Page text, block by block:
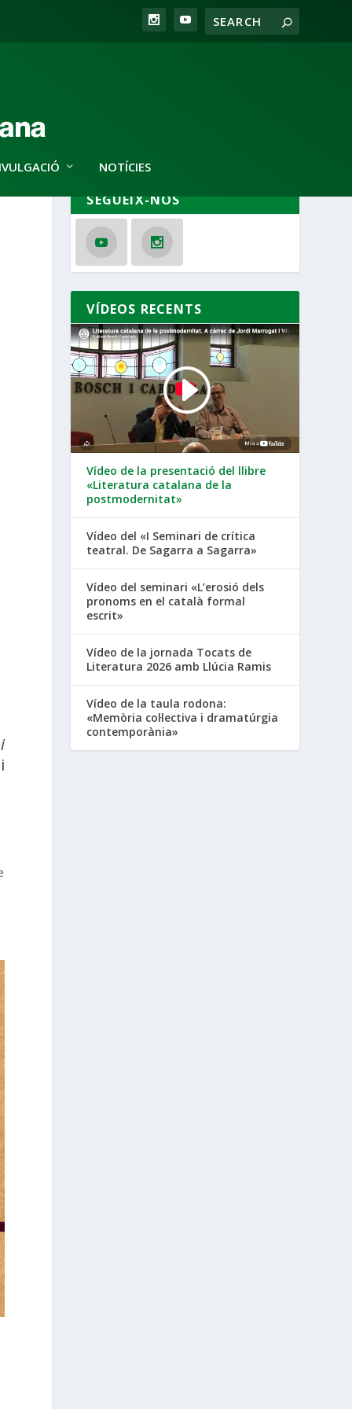
NOTÍCIES
SEGUEIX-NOS
VÍDEOS RECENTS
Vídeo de la presentació del llibre
«Literatura catalana de la
postmodernitat»
Vídeo del «I Seminari de crítica
teatral. De Sagarra a Sagarra»
Vídeo del seminari «L’erosió dels
pronoms en el català formal
escrit»
Vídeo de la jornada Tocats de
Literatura 2026 amb Llúcia Ramis
Vídeo de la taula rodona:
«Memòria col·lectiva i dramatúrgia
contemporània»